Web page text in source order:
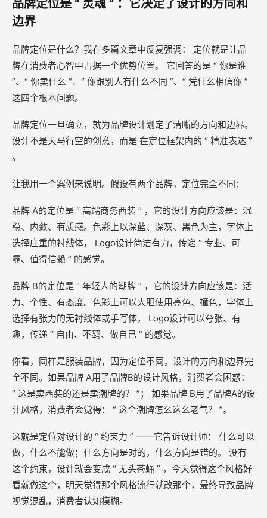
品牌定位是 “ 灵魂 ” ：它决定了设计的方向和
边界
品牌定位是什么？我在多篇文章中反复强调： 定位就是让品
牌在消费者心智中占据一个优势位置。 它回答的是 “ 你是谁
”、“ 你卖什么 ”、“ 你跟别人有什么不同 ”、“ 凭什么相信你 ”
这四个根本问题。
品牌定位一旦确立，就为品牌设计划定了清晰的方向和边界。
设计不是天马行空的创意，而是 在定位框架内的 “ 精准表达 ”
。
让我用一个案例来说明。假设有两个品牌，定位完全不同：
品牌 A的定位是 “ 高端商务西装 ” ，它的设计方向应该是：沉
稳、内敛、有质感。色彩上以深蓝、深灰、黑色为主，字体上
选择庄重的衬线体， Logo设计简洁有力，传递 “ 专业、可
靠、值得信赖 ” 的感觉。
品牌 B的定位是 “ 年轻人的潮牌 ” ，它的设计方向应该是：活
力、个性、有态度。色彩上可以大胆使用亮色、撞色，字体上
选择有张力的无衬线体或手写体， Logo设计可以夸张、有
趣，传递 “ 自由、不羁、做自己 ” 的感觉。
你看，同样是服装品牌，因为定位不同，设计的方向和边界完
全不同。如果品牌 A用了品牌B的设计风格，消费者会困惑：
“ 这是卖西装的还是卖潮牌的？ ”； 如果品牌 B用了品牌A的设
计风格，消费者会觉得： “ 这个潮牌怎么这么老气？ ”。
这就是定位对设计的 “ 约束力 ” ——它告诉设计师： 什么可以
做，什么不能做；什么方向是对的，什么方向是错的。 没有
这个约束，设计就会变成 “ 无头苍蝇 ” ，今天觉得这个风格好
看就做这个，明天觉得那个风格流行就改那个，最终导致品牌
视觉混乱，消费者认知模糊。